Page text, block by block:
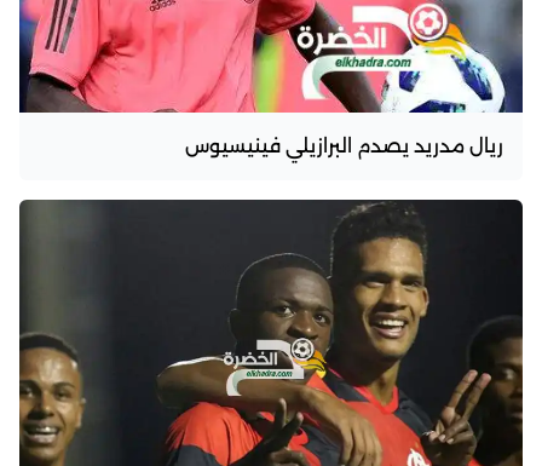
ريال مدريد يصدم البرازيلي فينيسيوس